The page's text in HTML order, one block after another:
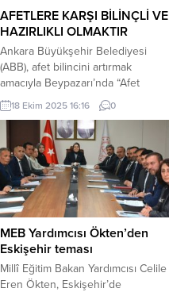
gösteri yapmak...
AFETLERE KARŞI BİLİNÇLİ VE
HAZIRLIKLI OLMAKTIR
Ankara Büyükşehir Belediyesi
(ABB), afet bilincini artırmak
amacıyla Beypazarı’nda “Afet
Farkındalık Eğitimi” düzenledi. 110
kişinin katıldığı seminerde, afet
türlerinden bireysel ve kurumsal
hazırlık adımlarına, tahliye
planlamasından yangın söndürme
tekniklerine kadar birçok konu ele
alındı. Ankara Büyükşehir
Belediyesi (ABB), afetlere karşı
bilinçli ve hazırlıklı bir toplum
oluşturmak amacıyla sürdürdüğü
“Afet Farkındalık...
18 Ekim 2025 16:16 0
MEB Yardımcısı Ökten’den
Eskişehir teması
Millî Eğitim Bakan Yardımcısı Celile
Eren Ökten, Eskişehir’de